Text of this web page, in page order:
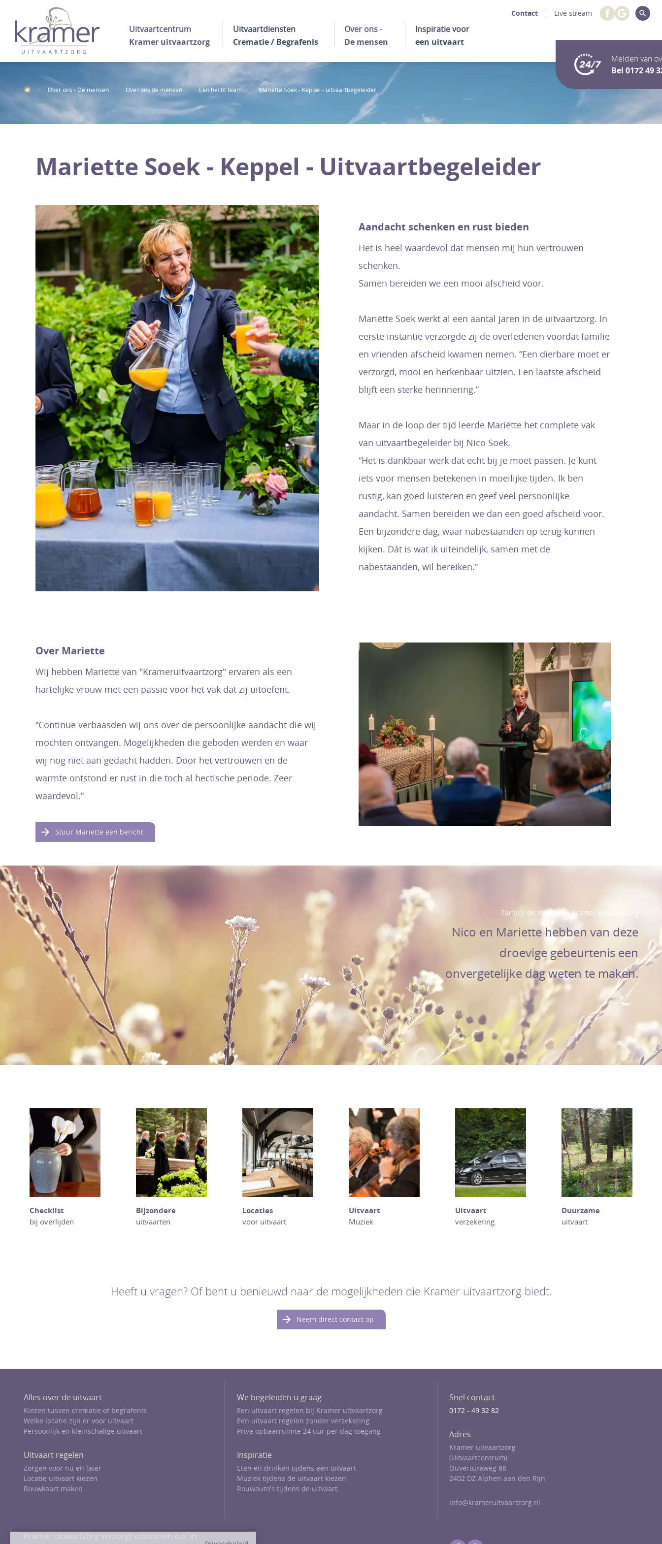
Contact Live stream
Melden van
Bel 0172 49
Uitvaartcentrum
Kramer uitvaartzorg
Uitvaartdiensten
Crematie / Begrafenis
Over ons -
De mensen
Inspiratie voor
een uitvaart
Over ons - De mensen Over ons de mensen Een hecht team Mariette Soek - Keppel - uitvaartbegeleider
Mariette Soek - Keppel - Uitvaartbegeleider
Aandacht schenken en rust bieden
Het is heel waardevol dat mensen mij hun vertrouwen
schenken.
Samen bereiden we een mooi afscheid voor.
Mariëtte Soek werkt al een aantal jaren in de uitvaartzorg. In
eerste instantie verzorgde zij de overledenen voordat familie
en vrienden afscheid kwamen nemen. “Een dierbare moet er
verzorgd, mooi en herkenbaar uitzien. Een laatste afscheid
blijft een sterke herinnering.”
Maar in de loop der tijd leerde Mariëtte het complete vak
van uitvaartbegeleider bij Nico Soek.
“Het is dankbaar werk dat echt bij je moet passen. Je kunt
iets voor mensen betekenen in moeilijke tijden. Ik ben
rustig, kan goed luisteren en geef veel persoonlijke
aandacht. Samen bereiden we dan een goed afscheid voor.
Een bijzondere dag, waar nabestaanden op terug kunnen
kijken. Dát is wat ik uiteindelijk, samen met de
nabestaanden, wil bereiken.”
Over Mariette
Wij hebben Mariette van "Krameruitvaartzorg" ervaren als een
hartelijke vrouw met een passie voor het vak dat zij uitoefent.
“Continue verbaasden wij ons over de persoonlijke aandacht die wij
mochten ontvangen. Mogelijkheden die geboden werden en waar
wij nog niet aan gedacht hadden. Door het vertrouwen en de
warmte ontstond er rust in die toch al hectische periode. Zeer
waardevol.”
Stuur Mariette een bericht
Familie de Vries over Kramer uitvaartzorg
Nico en Mariette hebben van deze
droevige gebeurtenis een
onvergetelijke dag weten te maken.
Checklist
bij overlijden
Bijzondere
uitvaarten
Locaties
voor uitvaart
Uitvaart
Muziek
Uitvaart
verzekering
Duurzame
uitvaart
Heeft u vragen? Of bent u benieuwd naar de mogelijkheden die Kramer uitvaartzorg biedt.
Neem direct contact op
Alles over de uitvaart
Kiezen tussen crematie of begrafenis
Welke locatie zijn er voor uitvaart
Persoonlijk en kleinschalige uitvaart
Uitvaart regelen
Zorgen voor nu en later
Locatie uitvaart kiezen
Rouwkaart maken
We begeleiden u graag
Een uitvaart regelen bij Kramer uitvaartzorg
Een uitvaart regelen zonder verzekering
Prive opbaarruimte 24 uur per dag toegang
Inspiratie
Eten en drinken tijdens een uitvaart
Muziek tijdens de uitvaart kiezen
Rouwauto's tijdens de uitvaart
Snel contact
0172 - 49 32 82
Adres
Kramer uitvaartzorg
(Uitvaartcentrum)
Ouvertureweg 88
2402 DZ Alphen aan den Rijn
info@krameruitvaartzorg.nl
Kramer uitvaartzorg verzorgt uitvaarten o.a. in: